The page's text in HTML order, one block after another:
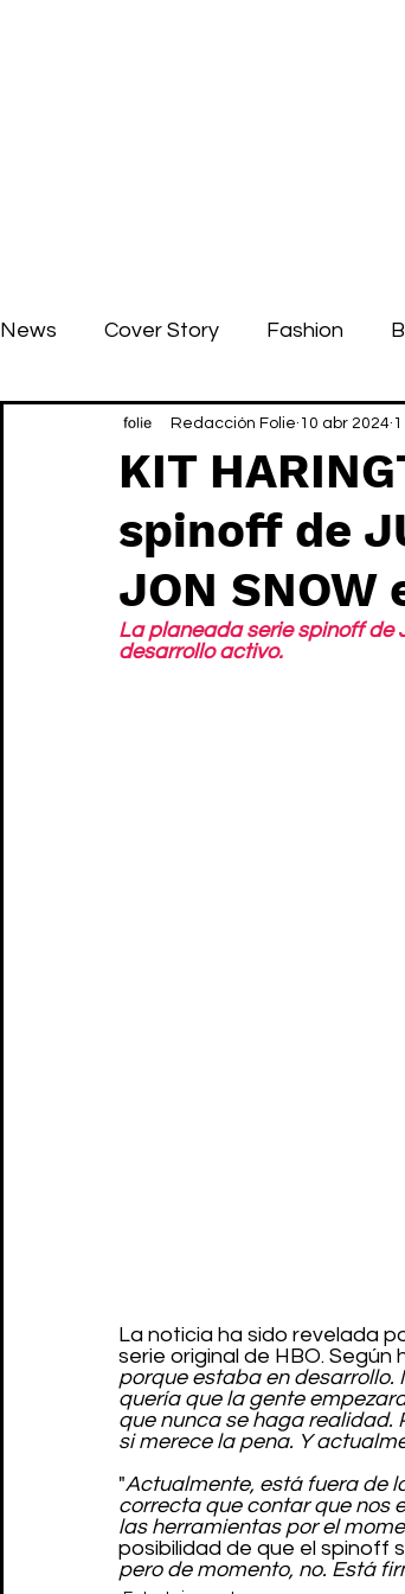
News Cover Story Fashion
KIT
spinoff de
JON SNOW
Redacción Folie 10 abr 2024
La planeada serie spinoff de
desarrollo activo.
La noticia ha sido revelada
serie original de HBO. Según
porque estaba en desarrollo.
quería que la gente
que nunca se haga realidad.
si merece la pena. Y
"Actualmente, está fuera de
correcta que contar que nos
las herramientas por el
posibilidad de que el spinoff
pero de momento, no. Está